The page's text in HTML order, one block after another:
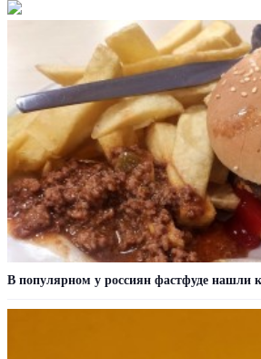
В популярном у россиян фастфуде нашли